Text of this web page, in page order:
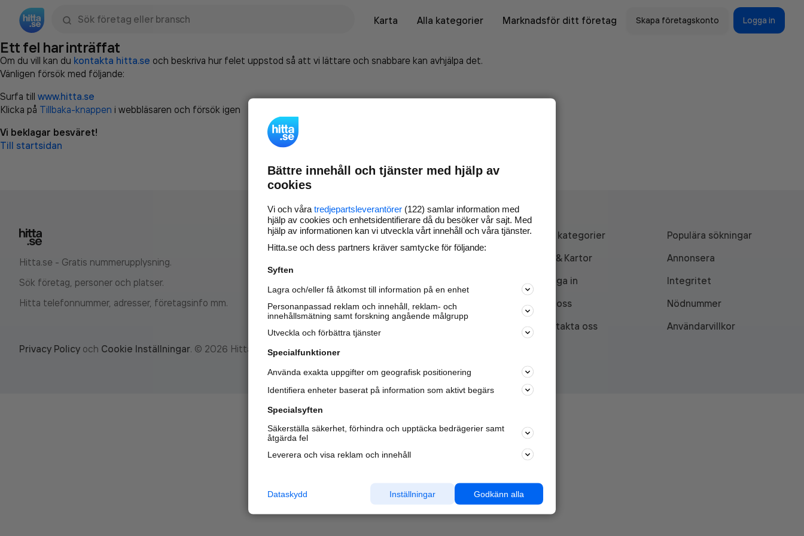
Karta
Alla kategorier Marknadsför ditt företag Skapa företagskonto Logga in
Ett fel har inträffat
Om du vill kan du kontakta hitta.se och beskriva hur felet uppstod så att vi lättare och snabbare kan avhjälpa det.
Vänligen försök med följande:
Surfa till www.hitta.se
Klicka på Tillbaka-knappen i webbläsaren och försök igen
Vi beklagar besväret!
Till startsidan
Hitta.se - Gratis nummerupplysning.
Sök företag, personer och platser.
Hitta telefonnummer, adresser, företagsinfo mm.
Marknadsför företaget på
nya kunder och
samarbetspartners nära dig.
Läs mer här
Alla kategorier
Populära sökningar
API & Kartor
Annonsera
Logga in
Integritet
Om oss
Nödnummer
Kontakta oss
Användarvillkor
Privacy Policy och Cookie Inställningar. © 2026 Hitta.se
Bättre innehåll och tjänster med hjälp av
cookies
Vi och våra tredjepartsleverantörer (122) samlar information med
hjälp av cookies och enhetsidentifierare då du besöker vår sajt. Med
hjälp av informationen kan vi utveckla vårt innehåll och våra tjänster.
Hitta.se och dess partners kräver samtycke för följande:
Syften
Lagra och/eller få åtkomst till information på en enhet
Personanpassad reklam och innehåll, reklam- och
innehållsmätning samt forskning angående målgrupp
Utveckla och förbättra tjänster
Specialfunktioner
Använda exakta uppgifter om geografisk positionering
Identifiera enheter baserat på information som aktivt begärs
Specialsyften
Säkerställa säkerhet, förhindra och upptäcka bedrägerier samt
åtgärda fel
Leverera och visa reklam och innehåll
Godkänn alla
Inställningar
Dataskydd